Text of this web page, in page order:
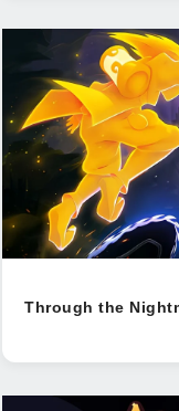
Through the